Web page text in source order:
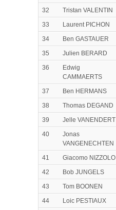
32
Tristan VALENTIN
33
Laurent PICHON
34
Ben GASTAUER
35
Julien BERARD
36
Edwig
CAMMAERTS
37 Ben HERMANS
38
Thomas DEGAND
39
Jelle VANENDERT
40
Jonas
VANGENECHTEN
41 Giacomo NIZZOLO
42
Bob JUNGELS
43
Tom BOONEN
44
Loic PESTIAUX